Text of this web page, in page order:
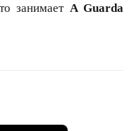
занимает A Guarda